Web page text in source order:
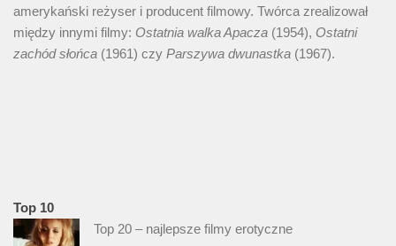
amerykański reżyser i producent filmowy. Twórca zrealizował
między innymi filmy: Ostatnia walka Apacza (1954), Ostatni
zachód słońca (1961) czy Parszywa dwunastka (1967).
Top 10
Top 20 – najlepsze filmy erotyczne